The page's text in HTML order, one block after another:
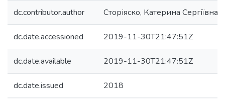
dc.contributor.author Сторіяско, Катерина Сергіївна
dc.date.accessioned 2019-11-30T21:47:51Z
dc.date.available 2019-11-30T21:47:51Z
dc.date.issued 2018